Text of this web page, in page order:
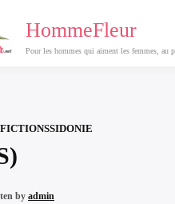
HommeFleur
Pour les hommes qui aiment les femmes, au
SIDONIE
by admin